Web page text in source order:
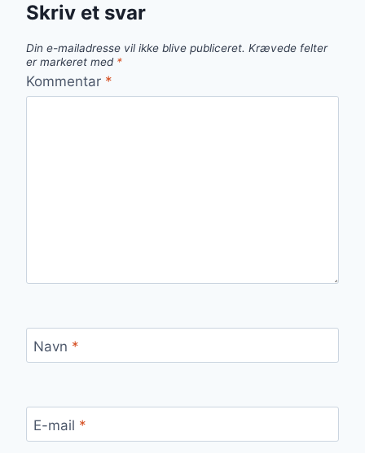
Skriv et svar
Din e-mailadresse vil ikke blive publiceret. Krævede felter
er markeret med *
Kommentar *
Navn *
E-mail *